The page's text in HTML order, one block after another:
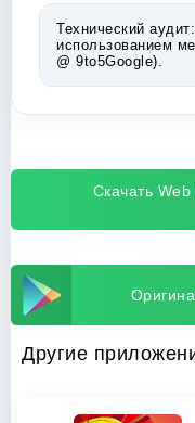
Технический аудит:
использованием
@ 9to5Google).
Скачать
Другие